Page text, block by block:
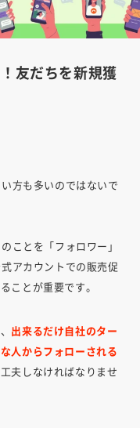
友だちを新規獲
方も多いのではないで
ことを「フォロワー」
アカウントでの販売促
ことが重要です。
出来るだけ自社のター
人からフォローされる
夫しなければなりませ